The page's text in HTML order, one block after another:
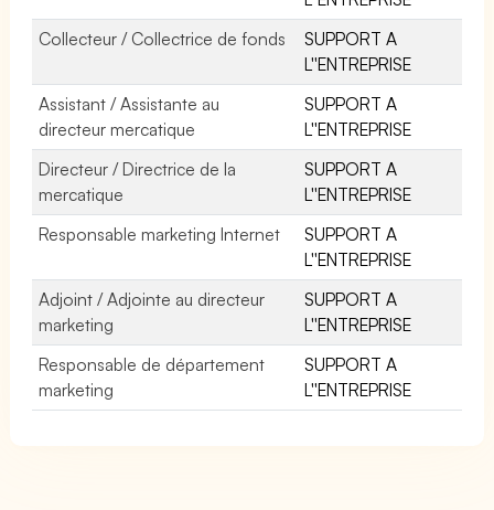
Collecteur / Collectrice de fonds
SUPPORT A
L''ENTREPRISE
Assistant / Assistante au
directeur mercatique
SUPPORT A
L''ENTREPRISE
Directeur / Directrice de la
mercatique
SUPPORT A
L''ENTREPRISE
Responsable marketing Internet
SUPPORT A
L''ENTREPRISE
Adjoint / Adjointe au directeur
marketing
SUPPORT A
L''ENTREPRISE
Responsable de département
marketing
SUPPORT A
L''ENTREPRISE